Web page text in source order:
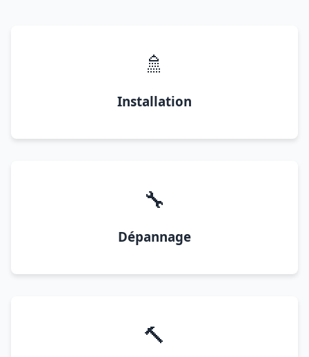
🚿
Installation
🔧
Dépannage
🔨